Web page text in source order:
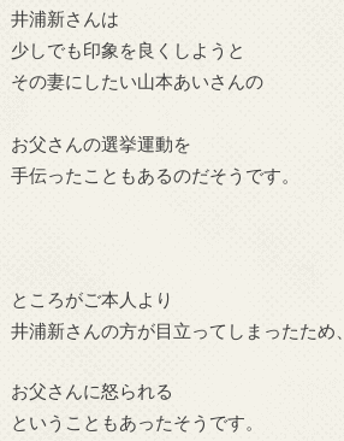
井浦新さんは
少しでも印象を良くしようと
その妻にしたい山本あいさんの
お父さんの選挙運動を
手伝ったこともあるのだそうです。
ところがご本人より
井浦新さんの方が目立ってしまったため、
お父さんに怒られる
ということもあったそうです。